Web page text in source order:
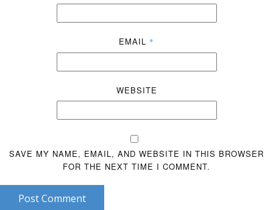
EMAIL *
WEBSITE
SAVE MY NAME, EMAIL, AND WEBSITE IN THIS BROWSER
FOR THE NEXT TIME I COMMENT.
Post Comment